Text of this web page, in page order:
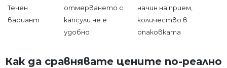
Течен
вариант
отмерването с
капсули не е
удобно
начин на прием,
количество в
опаковката
Как да сравнявате цените по-реално